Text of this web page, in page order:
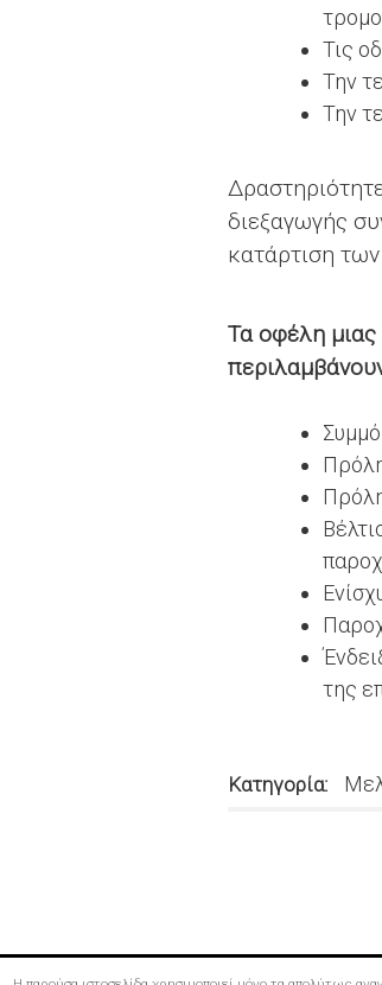
Τις
Την
Την
διεξαγωγής
κατάρτιση
Τα οφέλη μιας
της
Κατηγορία